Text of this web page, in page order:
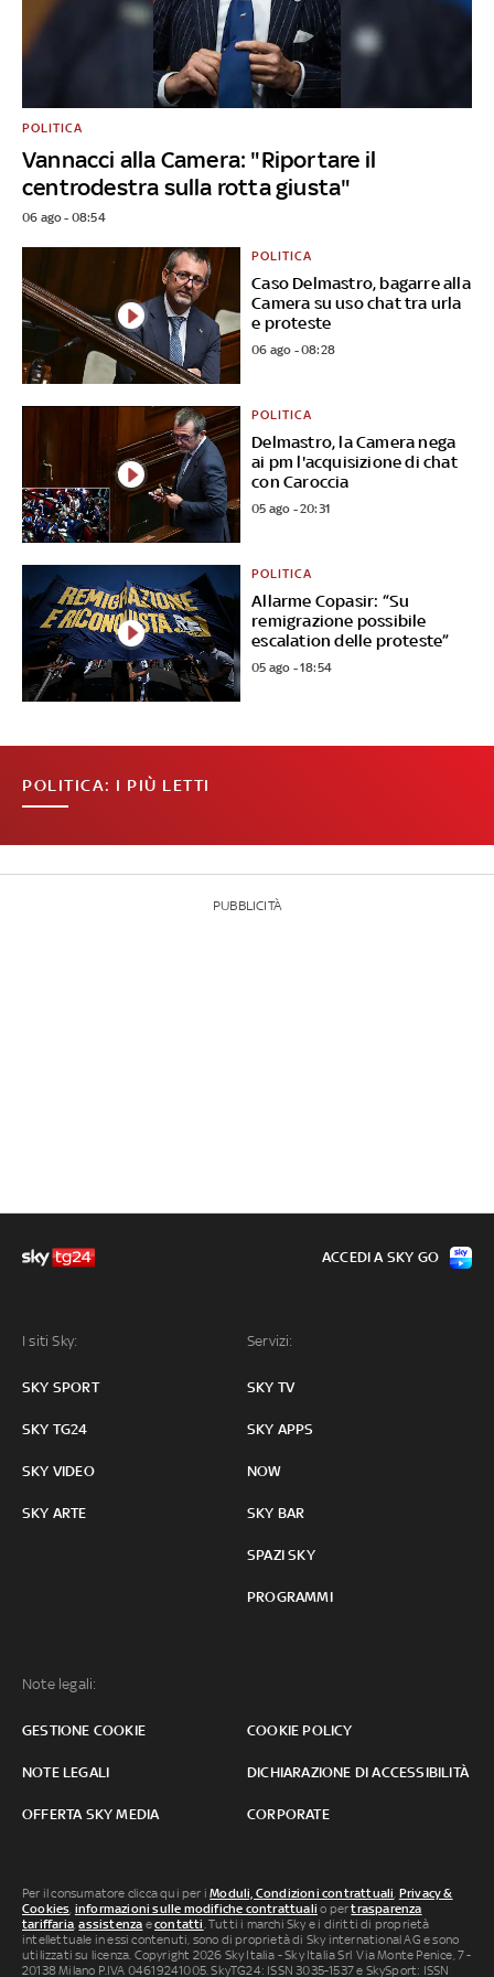
Vannacci alla Camera: "Riportare il
centrodestra sulla rotta giusta"
POLITICA
06 ago - 08:54
Caso Delmastro, bagarre alla
Camera su uso chat tra urla
e proteste
POLITICA
06 ago - 08:28
Delmastro, la Camera nega
ai pm l'acquisizione di chat
con Caroccia
POLITICA
05 ago - 20:31
Allarme Copasir: “Su
remigrazione possibile
escalation delle proteste”
POLITICA
05 ago - 18:54
POLITICA: I PIÙ LETTI
PUBBLICITÀ
I siti Sky:
SKY SPORT
SKY TG24
SKY VIDEO
SKY ARTE
Servizi:
SKY TV
SKY APPS
NOW
SKY BAR
SPAZI SKY
PROGRAMMI
Note legali:
GESTIONE COOKIE COOKIE POLICY
NOTE LEGALI DICHIARAZIONE DI ACCESSIBILITÀ
OFFERTA SKY MEDIA CORPORATE
ACCEDI A SKY GO
Per il consumatore clicca qui per iModuli, Condizioni contrattuali, Privacy &
Cookies, informazioni sulle modifiche contrattuali o pertrasparenza
tariffaria,assistenza econtatti. Tutti i marchi Sky e i diritti di proprietà
intellettuale in essi contenuti, sono di proprietà di Sky international AG e sono
utilizzati su licenza. Copyright 2026 Sky Italia - Sky Italia Srl Via Monte Penice, 7 -
20138 Milano P.IVA 04619241005. SkyTG24: ISSN 3035-1537 e SkySport: ISSN